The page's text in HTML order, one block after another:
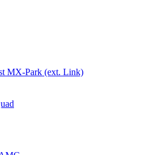
MX-Park (ext. Link)